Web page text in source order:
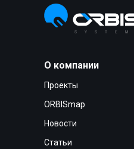
Статьи
Новости
ORBISmap
О компании
Проекты